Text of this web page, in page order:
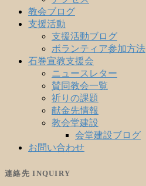
教会ブログ
支援活動
支援活動ブログ
ボランティア参加方法
石巻宣教支援会
ニュースレター
賛同教会一覧
祈りの課題
献金先情報
教会堂建設
会堂建設ブログ
お問い合わせ
連絡先 INQUIRY